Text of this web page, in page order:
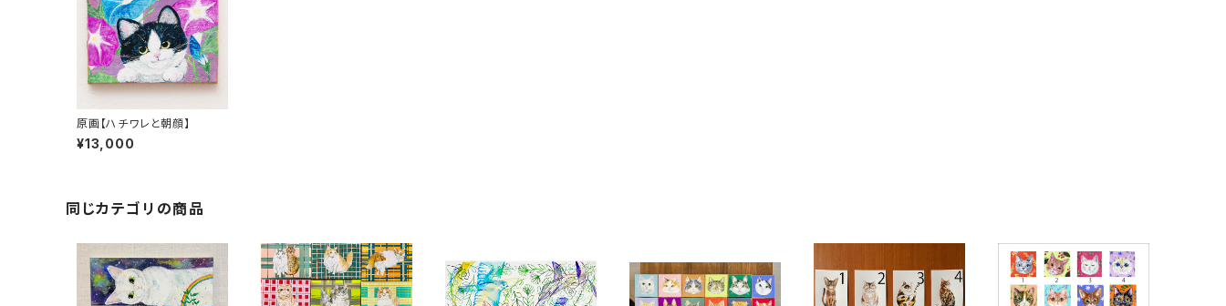
原画【ハチワレと朝顔】
¥13,000
同じカテゴリの商品